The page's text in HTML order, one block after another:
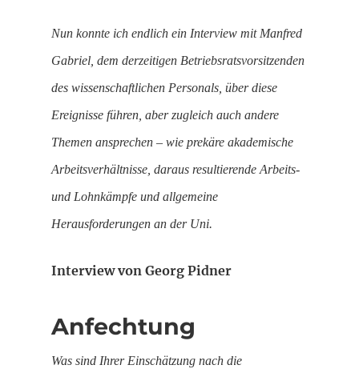
Nun konnte ich endlich ein Interview mit Manfred
Gabriel, dem derzeitigen Betriebsratsvorsitzenden
des wissenschaftlichen Personals, über diese
Ereignisse führen, aber zugleich auch andere
Themen ansprechen – wie prekäre akademische
Arbeitsverhältnisse, daraus resultierende Arbeits-
und Lohnkämpfe und allgemeine
Herausforderungen an der Uni.
Interview von Georg Pidner
Anfechtung
Was sind Ihrer Einschätzung nach die